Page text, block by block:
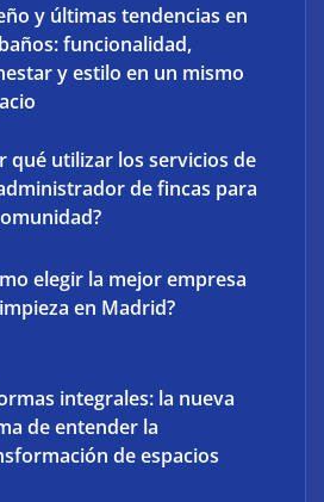
por qué aprender
no es suficiente para los
y últimas tendencias en
funcionalidad,
y estilo en un mismo
qué utilizar los servicios de
de fincas para
elegir la mejor empresa
en Madrid?
integrales: la nueva
de entender la
de espacios